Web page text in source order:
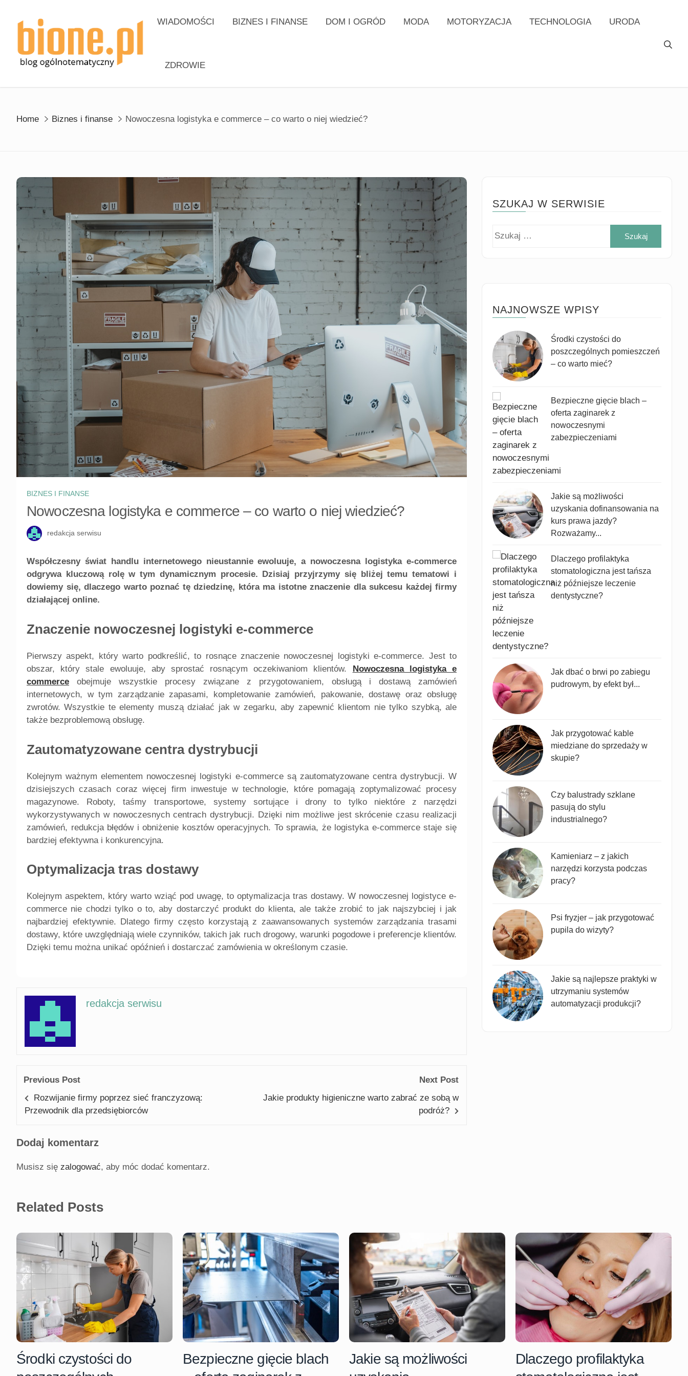
content
WIADOMOŚCI BIZNES I FINANSE DOM I OGRÓD MODA MOTORYZACJA TECHNOLOGIA URODA
ZDROWIE
Home Biznes i finanse Nowoczesna logistyka e commerce – co warto o niej wiedzieć?
BIZNES I FINANSE
Nowoczesna logistyka e commerce – co warto o niej wiedzieć?
redakcja serwisu
Współczesny świat handlu internetowego nieustannie ewoluuje, a nowoczesna logistyka e-commerce
odgrywa kluczową rolę w tym dynamicznym procesie. Dzisiaj przyjrzymy się bliżej temu tematowi i
dowiemy się, dlaczego warto poznać tę dziedzinę, która ma istotne znaczenie dla sukcesu każdej firmy
działającej online.
Znaczenie nowoczesnej logistyki e-commerce
Pierwszy aspekt, który warto podkreślić, to rosnące znaczenie nowoczesnej logistyki e-commerce. Jest to
obszar, który stale ewoluuje, aby sprostać rosnącym oczekiwaniom klientów. Nowoczesna logistyka e
commerce obejmuje wszystkie procesy związane z przygotowaniem, obsługą i dostawą zamówień
internetowych, w tym zarządzanie zapasami, kompletowanie zamówień, pakowanie, dostawę oraz obsługę
zwrotów. Wszystkie te elementy muszą działać jak w zegarku, aby zapewnić klientom nie tylko szybką, ale
także bezproblemową obsługę.
Zautomatyzowane centra dystrybucji
Kolejnym ważnym elementem nowoczesnej logistyki e-commerce są zautomatyzowane centra dystrybucji. W
dzisiejszych czasach coraz więcej firm inwestuje w technologie, które pomagają zoptymalizować procesy
magazynowe. Roboty, taśmy transportowe, systemy sortujące i drony to tylko niektóre z narzędzi
wykorzystywanych w nowoczesnych centrach dystrybucji. Dzięki nim możliwe jest skrócenie czasu realizacji
zamówień, redukcja błędów i obniżenie kosztów operacyjnych. To sprawia, że logistyka e-commerce staje się
bardziej efektywna i konkurencyjna.
Optymalizacja tras dostawy
Kolejnym aspektem, który warto wziąć pod uwagę, to optymalizacja tras dostawy. W nowoczesnej logistyce e-
commerce nie chodzi tylko o to, aby dostarczyć produkt do klienta, ale także zrobić to jak najszybciej i jak
najbardziej efektywnie. Dlatego firmy często korzystają z zaawansowanych systemów zarządzania trasami
dostawy, które uwzględniają wiele czynników, takich jak ruch drogowy, warunki pogodowe i preferencje klientów.
Dzięki temu można unikać opóźnień i dostarczać zamówienia w określonym czasie.
redakcja serwisu
Previous Post
Rozwijanie firmy poprzez sieć franczyzową:
Przewodnik dla przedsiębiorców
Next Post
Jakie produkty higieniczne warto zabrać ze sobą w
podróż?
Dodaj komentarz
Musisz się zalogować, aby móc dodać komentarz.
SZUKAJ W SERWISIE
NAJNOWSZE WPISY
Środki czystości do
poszczególnych pomieszczeń
– co warto mieć?
Bezpieczne gięcie blach –
oferta zaginarek z
nowoczesnymi
zabezpieczeniami
Jakie są możliwości
uzyskania dofinansowania na
kurs prawa jazdy?
Rozważamy...
Dlaczego profilaktyka
stomatologiczna jest tańsza
niż późniejsze leczenie
dentystyczne?
Jak dbać o brwi po zabiegu
pudrowym, by efekt był...
Jak przygotować kable
miedziane do sprzedaży w
skupie?
Czy balustrady szklane
pasują do stylu
industrialnego?
Kamieniarz – z jakich
narzędzi korzysta podczas
pracy?
Psi fryzjer – jak przygotować
pupila do wizyty?
Jakie są najlepsze praktyki w
utrzymaniu systemów
automatyzacji produkcji?
Related Posts
Środki czystości do
Bezpieczne gięcie blach
Jakie są możliwości
Dlaczego profilaktyka